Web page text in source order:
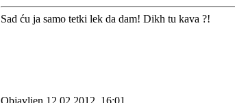
Sad ću ja samo tetki lek da dam! Dikh tu kava ?!
Objavljen 12.02.2012. 16:01